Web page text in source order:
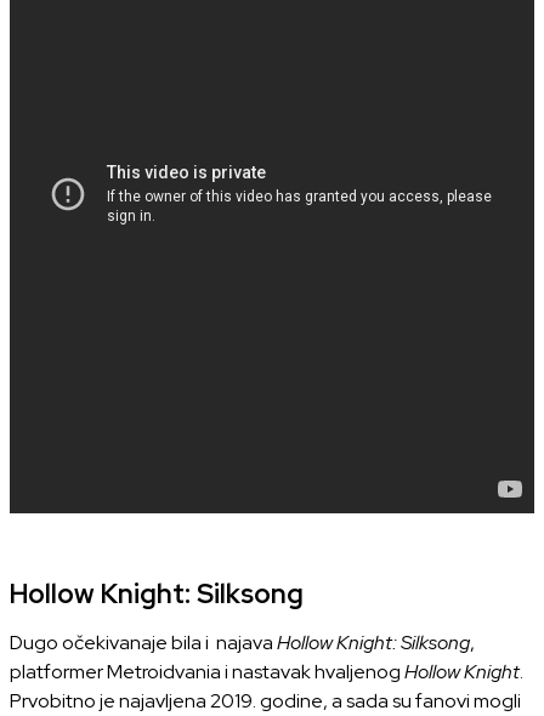
Hollow Knight: Silksong
Dugo očekivanaje bila i najavaHollow Knight: Silksong,
platformer Metroidvania i nastavak hvaljenogHollow Knight.
Prvobitno je najavljena 2019. godine, a sada su fanovi mogli